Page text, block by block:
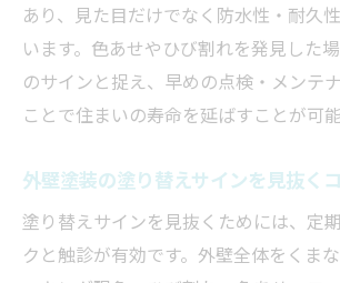
あり、見た目だけでなく防水性・耐久
います。色あせやひび割れを発見した
のサインと捉え、早めの点検・メンテ
ことで住まいの寿命を延ばすことが可能
外壁塗装の塗り替えサインを見抜く
塗り替えサインを見抜くためには、定
クと触診が有効です。外壁全体をくま